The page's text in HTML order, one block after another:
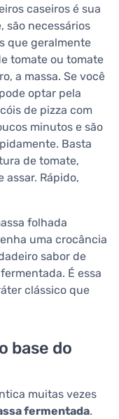
caseiros é sua
são necessários
que geralmente
tomate ou tomate
a massa. Se você
optar pela
de pizza com
minutos e são
Basta
de tomate,
assar. Rápido,
folhada
uma crocância
sabor de
É essa
clássico que
base do
muitas vezes
fermentada.